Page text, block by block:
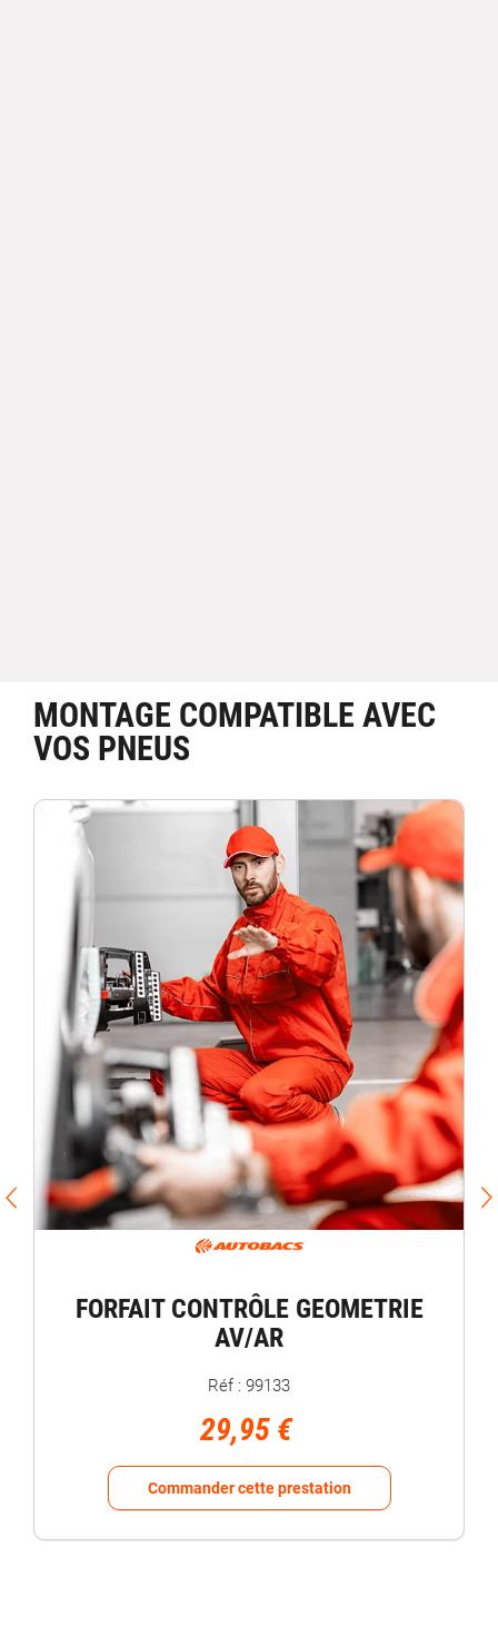
MONTAGE COMPATIBLE AVEC
VOS PNEUS
FORFAIT CONTRÔLE GEOMETRIE
AV/AR
Réf : 99133
29,95 €
Commander cette prestation